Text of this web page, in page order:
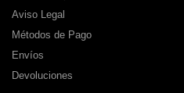
Aviso Legal
Métodos de Pago
Envíos
Devoluciones